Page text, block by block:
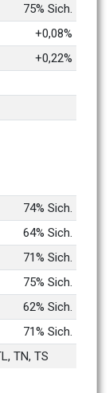
75% Sich.
+0,08%
+0,22%
74% Sich.
64% Sich.
71% Sich.
75% Sich.
62% Sich.
71% Sich.
TN, TS